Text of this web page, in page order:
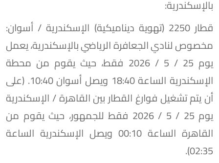
بالإسكندرية:
​قطار 2250 (تهوية ديناميكية) الإسكندرية / أسوان:
مخصوص لنادي الجعافرة الرياضي بالإسكندرية، يعمل
يوم 25 / 5 / 2026 فقط، حيث يقوم من محطة
الإسكندرية الساعة 18:40 ويصل أسوان 10:40. (على
أن يتم تشغيل فوارغ القطار بين القاهرة / الإسكندرية
يوم 25 / 5 / 2026 فقط للجمهور، حيث يقوم من
القاهرة الساعة 00:10 ويصل الإسكندرية الساعة
02:35).